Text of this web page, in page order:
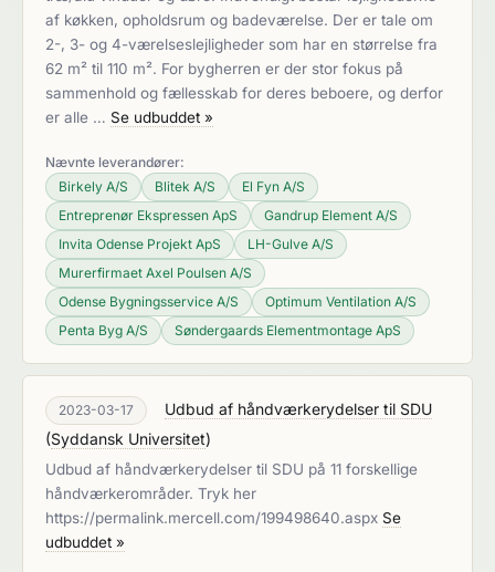
af køkken, opholdsrum og badeværelse. Der er tale om
2-, 3- og 4-værelseslejligheder som har en størrelse fra
62 m² til 110 m². For bygherren er der stor fokus på
sammenhold og fællesskab for deres beboere, og derfor
er alle … Se udbuddet »
Nævnte leverandører:
Birkely A/S
Blitek A/S
El Fyn A/S
Entreprenør Ekspressen ApS
Gandrup Element A/S
Invita Odense Projekt ApS
LH-Gulve A/S
Murerfirmaet Axel Poulsen A/S
Odense Bygningsservice A/S
Optimum Ventilation A/S
Penta Byg A/S
Søndergaards Elementmontage ApS
2023-03-17
Udbud af håndværkerydelser til SDU
(Syddansk Universitet)
Udbud af håndværkerydelser til SDU på 11 forskellige
håndværkerområder. Tryk her
https://permalink.mercell.com/199498640.aspx Se
udbuddet »